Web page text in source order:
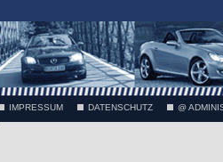
IMPRESSUM DATENSCHUTZ @